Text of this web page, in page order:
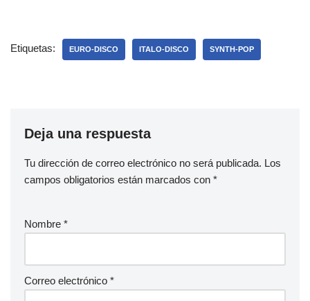
Etiquetas: EURO-DISCO ITALO-DISCO SYNTH-POP
Deja una respuesta
Tu dirección de correo electrónico no será publicada. Los
campos obligatorios están marcados con *
Nombre *
Correo electrónico *